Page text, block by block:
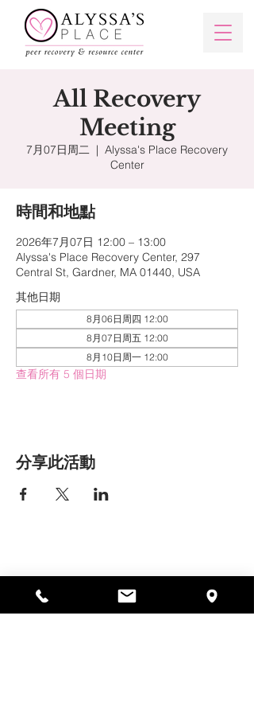
All Recovery
Meeting
7月07日周二
  |
Alyssa's Place Recovery
Center
時間和地點
2026年7月07日 12:00 – 13:00
Alyssa's Place Recovery Center, 297
Central St, Gardner, MA 01440, USA
其他日期
8月06日周四 12:00
8月07日周五 12:00
8月10日周一 12:00
查看所有 5 個日期
分享此活動
01440
978-364-0920